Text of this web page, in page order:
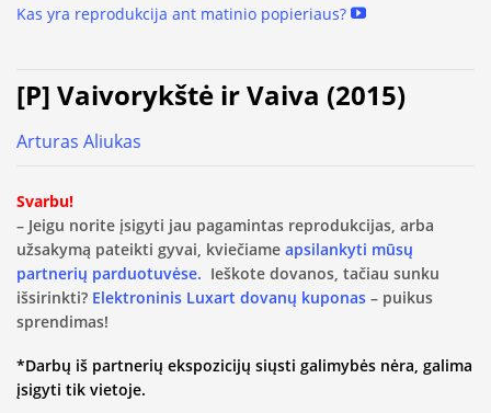
Kas yra reprodukcija ant matinio popieriaus?
[P] Vaivorykštė ir Vaiva (2015)
Arturas Aliukas
Svarbu!
– Jeigu norite įsigyti jau pagamintas reprodukcijas, arba
užsakymą pateikti gyvai, kviečiame apsilankyti mūsų
partnerių parduotuvėse. Ieškote dovanos, tačiau sunku
išsirinkti? Elektroninis Luxart dovanų kuponas – puikus
sprendimas!
*Darbų iš partnerių ekspozicijų siųsti galimybės nėra, galima
įsigyti tik vietoje.